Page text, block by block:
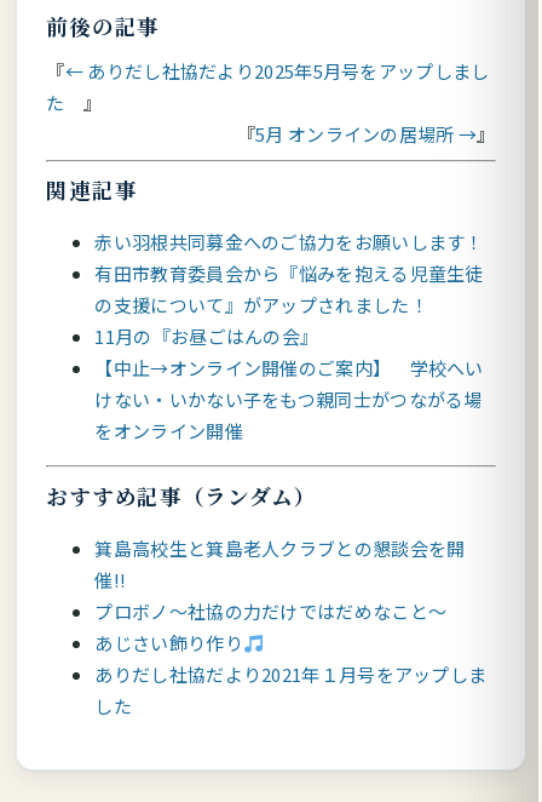
前後の記事
← ありだし社協だより2025年5月号をアップしまし
た
5月 オンラインの居場所 →
関連記事
赤い羽根共同募金へのご協力をお願いします！
有田市教育委員会から『悩みを抱える児童生徒
の支援について』がアップされました！
11月の『お昼ごはんの会』
【中止→オンライン開催のご案内】 学校へい
けない・いかない子をもつ親同士がつながる場
をオンライン開催
おすすめ記事（ランダム）
箕島高校生と箕島老人クラブとの懇談会を開
催!!
プロボノ～社協の力だけではだめなこと～
あじさい飾り作り
ありだし社協だより2021年１月号をアップしま
した